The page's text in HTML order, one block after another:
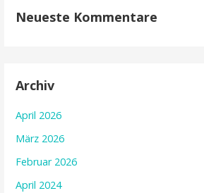
Neueste Kommentare
Archiv
April 2026
März 2026
Februar 2026
April 2024